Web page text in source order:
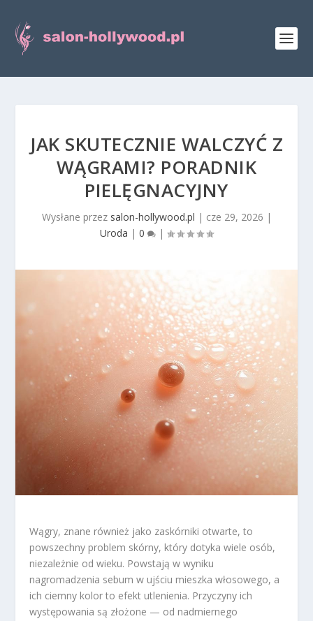
JAK SKUTECZNIE WALCZYĆ Z
WĄGRAMI? PORADNIK
PIELĘGNACYJNY
Wysłane przez salon-hollywood.pl | cze 29, 2026 |
Uroda | 0 |
Wągry, znane również jako zaskórniki otwarte, to
powszechny problem skórny, który dotyka wiele osób,
niezależnie od wieku. Powstają w wyniku
nagromadzenia sebum w ujściu mieszka włosowego, a
ich ciemny kolor to efekt utlenienia. Przyczyny ich
występowania są złożone — od nadmiernego